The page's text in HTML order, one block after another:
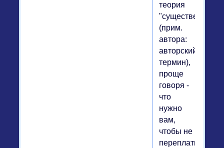
теория
(прим.
автора:
авторский
термин),
проще
говоря -
что
нужно
вам,
чтобы не
переплатить